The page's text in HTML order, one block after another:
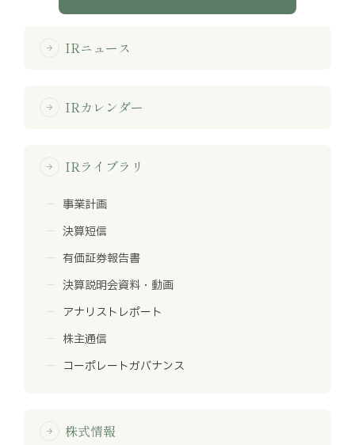
arrow_forward IRニュース
arrow_forward IRカレンダー
arrow_forward IRライブラリ
事業計画
決算短信
有価証券報告書
決算説明会資料・動画
アナリストレポート
株主通信
コーポレートガバナンス
arrow_forward 株式情報